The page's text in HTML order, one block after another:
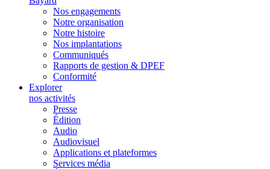
Nos engagements
Notre organisation
Notre histoire
Nos implantations
Communiqués
Rapports de gestion & DPEF
Conformité
Explorer
nos activités
Presse
Édition
Audio
Audiovisuel
Applications et plateformes
Services média